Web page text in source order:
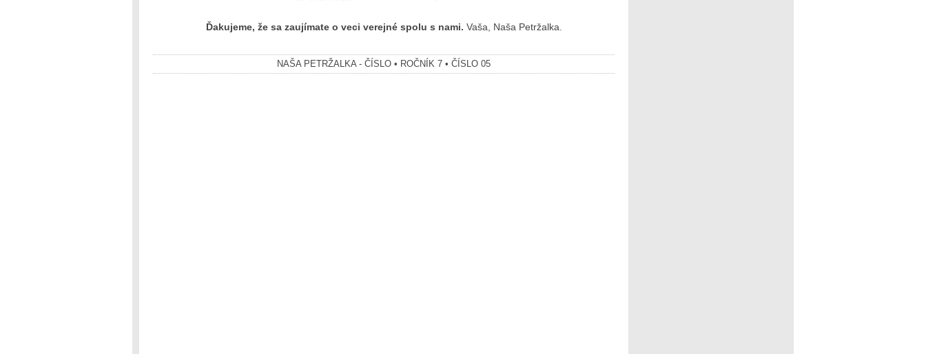
Ďakujeme, že sa zaujímate o veci verejné spolu s nami. Vaša, Naša Petržalka.
NAŠA PETRŽALKA - ČÍSLO • ROČNÍK 7 • ČÍSLO 05